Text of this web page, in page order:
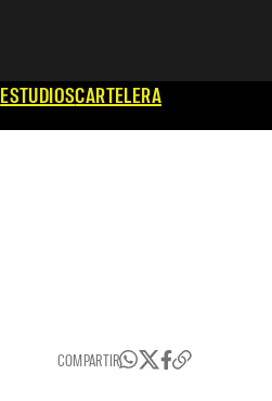
ESTUDIOSCARTELERA
COMPARTIR